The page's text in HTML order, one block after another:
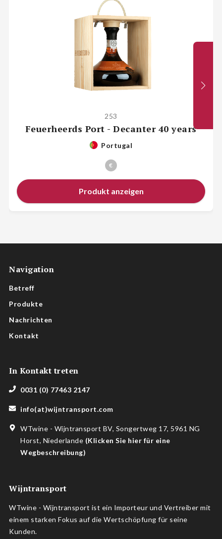
253
Feuerheerds Port - Decanter 40 years
Portugal
€
Produkt anzeigen
Navigation
Betreff
Produkte
Nachrichten
Kontakt
In Kontakt treten
0031 (0) 77463 2147
info(at)wijntransport.com
WTwine - Wijntransport BV, Songertweg 17, 5961 NG
Horst, Niederlande (Klicken Sie hier für eine
Wegbeschreibung)
Wijntransport
WTwine - Wijntransport ist ein Importeur und Vertreiber mit
einem starken Fokus auf die Wertschöpfung für seine
Kunden.